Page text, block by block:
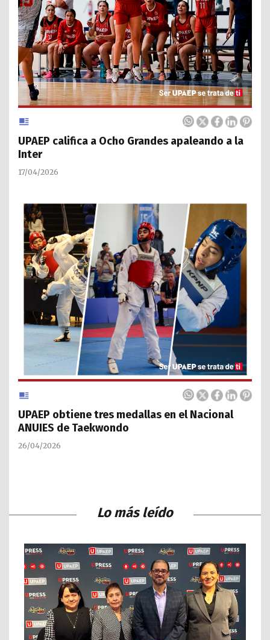
UPAEP califica a Ocho Grandes apaleando a la
Inter
17/04/2026
UPAEP obtiene tres medallas en el Nacional
ANUIES de Taekwondo
26/04/2026
Lo más leído